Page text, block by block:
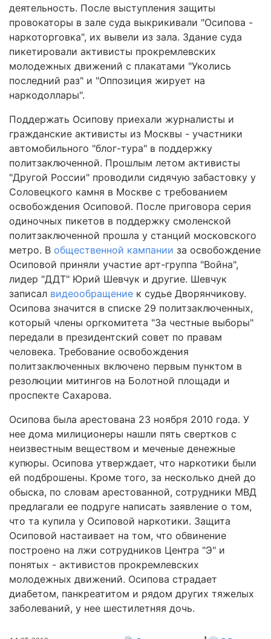
деятельность. После выступления защиты
провокаторы в зале суда выкрикивали "Осипова -
наркоторговка", их вывели из зала. Здание суда
пикетировали активисты прокремлевских
молодежных движений с плакатами "Уколись
последний раз" и "Оппозиция жирует на
наркодоллары".
Поддержать Осипову приехали журналисты и
гражданские активисты из Москвы - участники
автомобильного "блог-тура" в поддержку
политзаключенной. Прошлым летом активисты
"Другой России" проводили сидячую забастовку у
Соловецкого камня в Москве с требованием
освобождения Осиповой. После приговора серия
одиночных пикетов в поддержку смоленской
политзаключенной прошла у станций московского
метро. В общественной кампании за освобождение
Осиповой приняли участие арт-группа "Война",
лидер "ДДТ" Юрий Шевчук и другие. Шевчук
записал видеообращение к судье Дворянчикову.
Осипова значится в списке 29 политзаключенных,
который члены оргкомитета "За честные выборы"
передали в президентский совет по правам
человека. Требование освобождения
политзаключенных включено первым пунктом в
резолюции митингов на Болотной площади и
проспекте Сахарова.
Осипова была арестована 23 ноября 2010 года. У
нее дома милиционеры нашли пять свертков с
неизвестным веществом и меченые денежные
купюры. Осипова утверждает, что наркотики были
ей подброшены. Кроме того, за несколько дней до
обыска, по словам арестованной, сотрудники МВД
предлагали ее подруге написать заявление о том,
что та купила у Осиповой наркотики. Защита
Осиповой настаивает на том, что обвинение
построено на лжи сотрудников Центра "Э" и
понятых - активистов прокремлевских
молодежных движений. Осипова страдает
диабетом, панкреатитом и рядом других тяжелых
заболеваний, у нее шестилетняя дочь.